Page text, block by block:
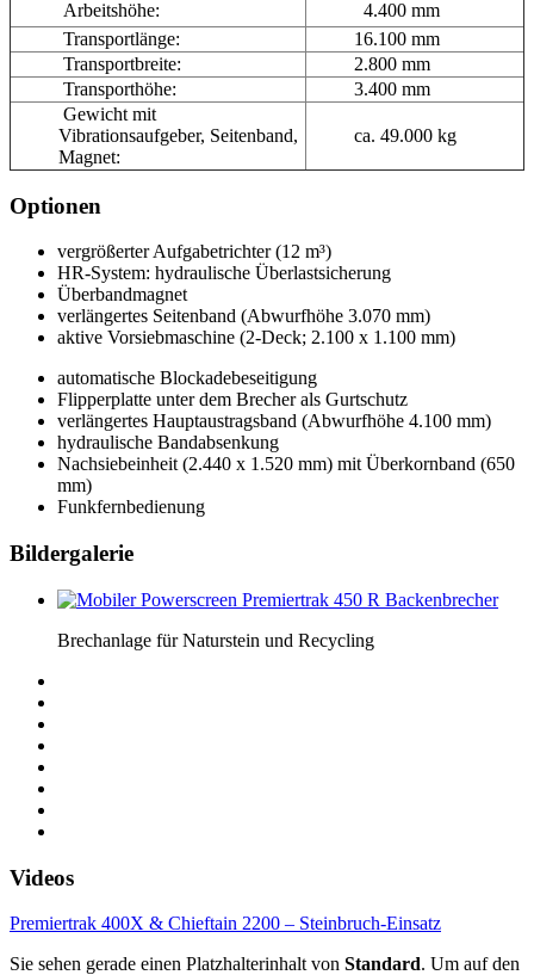
Arbeitshöhe:
4.400 mm
Transportlänge:
16.100 mm
Transportbreite:
2.800 mm
Transporthöhe:
3.400 mm
Gewicht mit
Vibrationsaufgeber, Seitenband,
Magnet:
ca. 49.000 kg
Optionen
vergrößerter Aufgabetrichter (12 m³)
HR-System: hydraulische Überlastsicherung
Überbandmagnet
verlängertes Seitenband (Abwurfhöhe 3.070 mm)
aktive Vorsiebmaschine (2-Deck; 2.100 x 1.100 mm)
automatische Blockadebeseitigung
Flipperplatte unter dem Brecher als Gurtschutz
verlängertes Hauptaustragsband (Abwurfhöhe 4.100 mm)
hydraulische Bandabsenkung
Nachsiebeinheit (2.440 x 1.520 mm) mit Überkornband (650
mm)
Funkfernbedienung
Bildergalerie
Brechanlage für Naturstein und Recycling
Videos
Premiertrak 400X & Chieftain 2200 – Steinbruch-Einsatz
Sie sehen gerade einen Platzhalterinhalt von Standard. Um auf den